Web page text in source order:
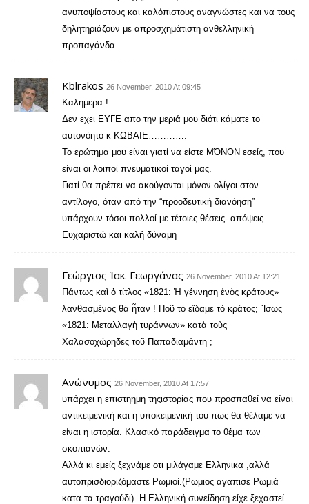
ανυποψίαστους και καλόπιστους αναγνώστες και να τους
δηλητηριάζουν με απροσχημάτιστη ανθελληνική
προπαγάνδα.
Kblrakos 26 November, 2010 At 09:45
Καλημερα !
Δεν εχει ΕΥΓΕ απο την μεριά μου διότι κάματε το
αυτονόητο κ ΚΩΒΑΙΕ………….
Το ερώτημα μου είναι γιατί να είστε ΜΌΝΟΝ εσείς, που
είναι οι λοιποί πνευματικοί ταγοί μας.
Γιατί θα πρέπει να ακούγονται μόνον ολίγοι στον
αντίλογο, όταν από την “προοδευτική διανόηση”
υπάρχουν τόσοι πολλοί με τέτοιες θέσεις- απόψεις
Ευχαριστώ και καλή δύναμη
Γεώργιος Ἰακ. Γεωργάνας 26 November, 2010 At 12:21
Πάντως καὶ ὁ τίτλος «1821: Ἡ γέννηση ἑνὸς κράτους»
λανθασμένος θὰ ἦταν ! Ποῦ τὸ εἴδαμε τὸ κράτος; Ἴσως
«1821: Μεταλλαγὴ τυράννων» κατὰ τοὺς
Χαλασοχώρηδες τοῦ Παπαδιαμάντη ;
Ανώνυμος 26 November, 2010 At 17:57
υπάρχει η επιστηημη τηςιστορίας που προσπαθεί να είναι
αντικειμενική και η υποκειμενική του πως θα θέλαμε να
είναι η ιστορία. Κλασικό παράδειγμα το θέμα των
σκοπιανών.
Αλλά κι εμείς ξεχνάμε οτι μιλάγαμε Ελληνικα ,αλλά
αυτοπρισδιοριζόμαστε Ρωμιοί.(Ρωμιος αγαπισε Ρωμιά
κατα τα τραγούδι). Η Ελληνική συνείδηση είχε ξεχαστεί